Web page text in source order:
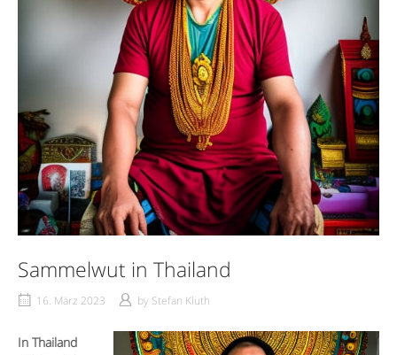
Sammelwut in Thailand
16. März 2023 by Stefan Kluth
In Thailand